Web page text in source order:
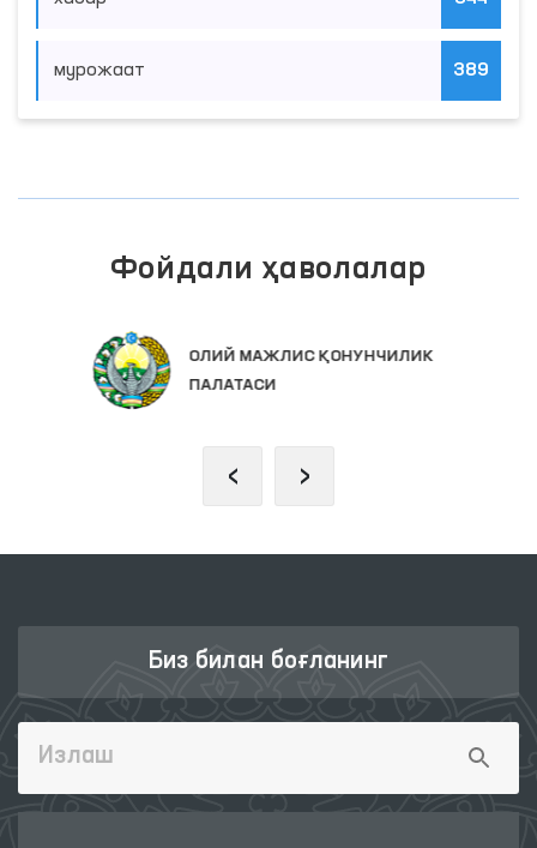
мурожаат 389
Фойдали ҳаволалар
ИНТЕРАКТИВ ДАВЛАТ ХИЗМАТЛАРИ
ЯГОНА ПОРТАЛИ
‹ ›
Биз билан боғланинг